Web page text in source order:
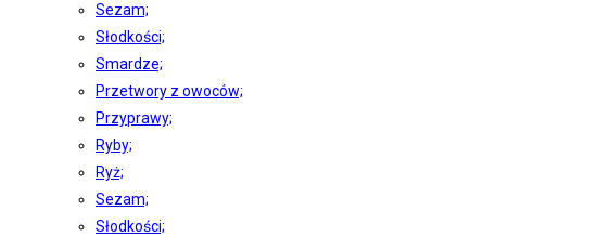
Sezam;
Słodkości;
Smardze;
Przetwory z owoców;
Przyprawy;
Ryby;
Ryż;
Sezam;
Słodkości;